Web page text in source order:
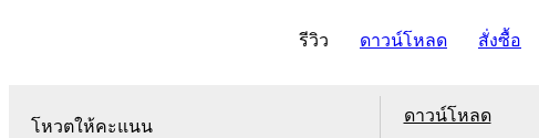
รีวิว ดาวน์โหลด สั่งซื้อ
โหวตให้คะแนน
ดาวน์โหลด